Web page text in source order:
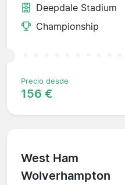
Deepdale Stadium
Championship
Precio desde
156 €
West Ham
Wolverhampton